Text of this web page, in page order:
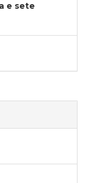
e sete